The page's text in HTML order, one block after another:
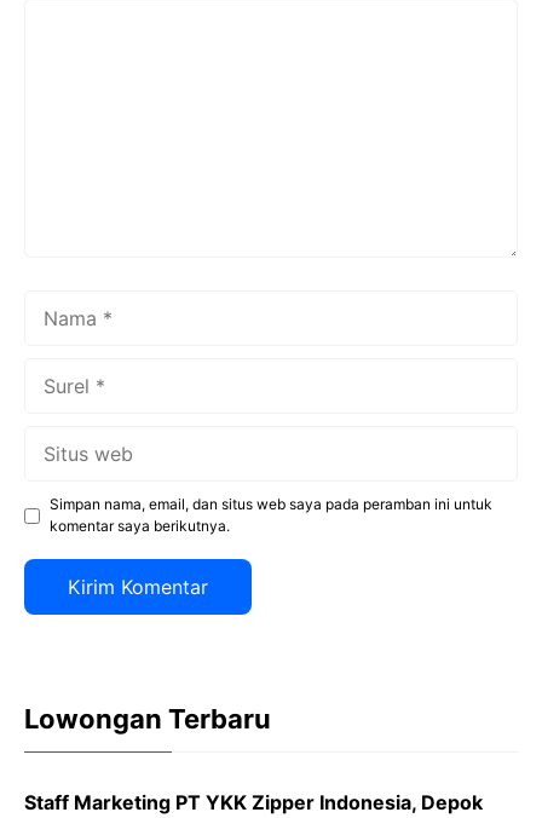
Simpan nama, email, dan situs web saya pada peramban ini untuk
komentar saya berikutnya.
Lowongan Terbaru
Staff Marketing PT YKK Zipper Indonesia, Depok